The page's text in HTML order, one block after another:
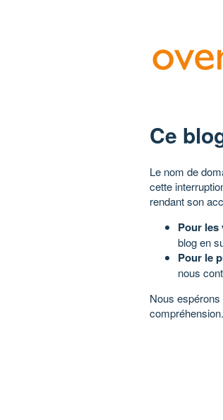
Ce
Le nom de
cette
rendant son
Pour
blog en
Pour le
nous
Nous
compréhension.